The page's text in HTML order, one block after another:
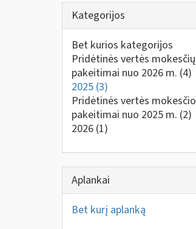
Kategorijos
Bet kurios kategorijos
Pridėtinės vertės mokesčių
pakeitimai nuo 2026 m. (4)
2025 (3)
Pridėtinės vertės mokesčio
pakeitimai nuo 2025 m. (2)
2026 (1)
Aplankai
Bet kurį aplanką